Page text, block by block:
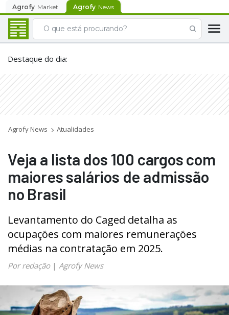
Agrofy Market Agrofy News
Destaque do dia:
Agrofy News Atualidades
Veja a lista dos 100 cargos com
maiores salários de admissão
no Brasil
Levantamento do Caged detalha as
ocupações com maiores remunerações
médias na contratação em 2025.
Por redação| Agrofy News